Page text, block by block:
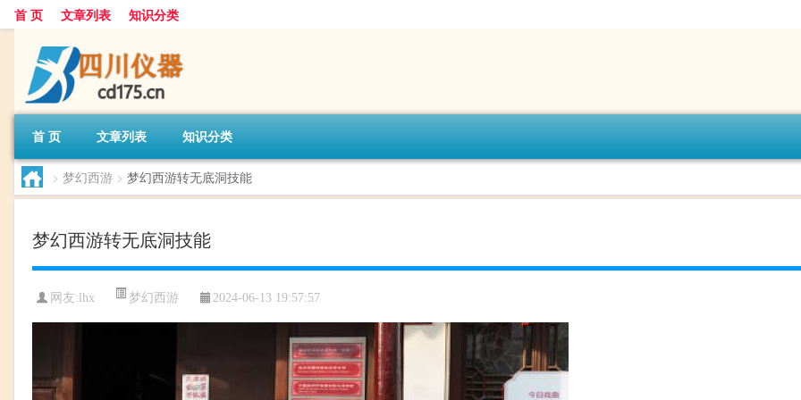
首 页 文章列表 知识分类
首 页 文章列表 知识分类
> 梦幻西游 > 梦幻西游转无底洞技能
梦幻西游转无底洞技能
网友: lhx 梦幻西游 2024-06-13 19:57:57